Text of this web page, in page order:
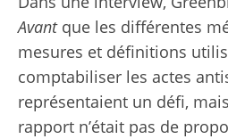
Avantque les différentes
mesures et définitions
comptabiliser les actes
représentaient un défi,
rapport n’était pas de